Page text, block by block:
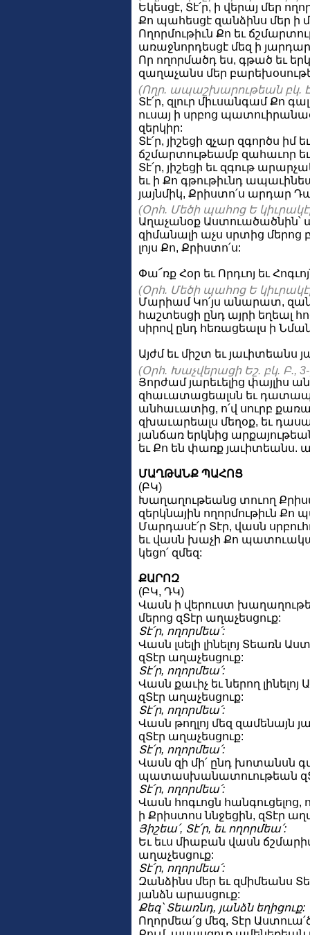
Եկեսցէ, Տէ՛ր, ի վերայ մեր
Քո պահեսցէ զանձինս մեր ի
Ողորմութիւն Քո եւ
առաջնորդեսցէ մեզ ի
Որ ողորմածդ ես, գթած եւ
զաղաչանս մեր
(Ողր. ապաշխարութեան բկ.
Տէ՛ր, զլուր միւսանգամ Քո
ուսայ ի սրբոց
զերկիր:
Տէ՛ր, յիշեցի զչար զգործս իմ
ճշմարտութեամբ զահաւոր
Տէ՛ր, յիշեցի եւ զգութ
եւ ի Քո գթութիւնդ
յայնմիկ, Քրիստո՛ս արդար
(Օրհ. Մեծի պահոց Ե
Աղաչանօք Աստուածածնին՝
զիմանալի աչս սրտից մերոց
լոյս Քո, Քրիստո՛ս:
Փա՜ռք Հօր եւ Որդւոյ եւ
(Օրհ. Մեծի պահոց Ե
Մարիամ Կո՛յս անարատ,
հաշտեսցի ընդ այրի եղեալ
սիրով ընդ հեռացեալս ի
Այժմ եւ միշտ եւ յաւիտեանս
(Օրհ. Խաչվերացի Եշ. բկ. Բ.,
Յորժամ յարեւելից փայլիս
զհաւատացեալսն եւ
անհաւատից, ո՛վ սուրբ
զխաւարեալս մեղօք, եւ
յանճառ երկնից
եւ Քո են փառք յաւիտեանս.
ՄԱՂԹԱՆՔ ՊԱՀՈՑ
(ԲԿ)
Խաղաղութեանց տուող
զերկնային ողորմութիւն Քո
Մարդասէ՛ր Տէր, վասն
եւ վասն խաչի Քո
կեցո՛ զմեզ:
ՔԱՐՈԶ
(ԲԿ, ԴԿ)
Վասն ի վերուստ
մերոց զՏէր աղաչեսցուք:
Տէ՛ր, ողորմեա՛:
Վասն լսելի լինելոյ Տեառն
զՏէր աղաչեսցուք:
Տէ՛ր, ողորմեա՛:
Վասն քաւիչ եւ ներող
զՏէր աղաչեսցուք:
Տէ՛ր, ողորմեա՛:
Վասն թողլոյ մեզ զամենայն
զՏէր աղաչեսցուք:
Տէ՛ր, ողորմեա՛:
Վասն զի մի՛ ընդ խոտանսն
պատասխանատուութեան
Տէ՛ր, ողորմեա՛:
Վասն հոգւոցն
ի Քրիստոս ննջեցին, զՏէր
Յիշեա՛, Տէ՛ր, եւ ողորմեա՛:
Եւ եւս միաբան վասն
աղաչեսցուք:
Տէ՛ր, ողորմեա՛:
Զանձինս մեր եւ զմիմեանս
յանձն արասցուք:
Քեզ՝ Տեառնդ, յանձն եղիցուք:
Ողորմեա՛ց մեզ, Տէր